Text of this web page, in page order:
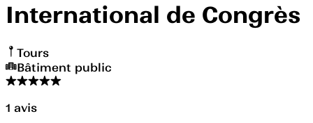
International de Congrès
Tours
Bâtiment public
1 avis